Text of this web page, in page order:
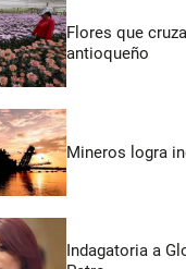
Flores que
antioqueño
Mineros logra
Indagatoria a